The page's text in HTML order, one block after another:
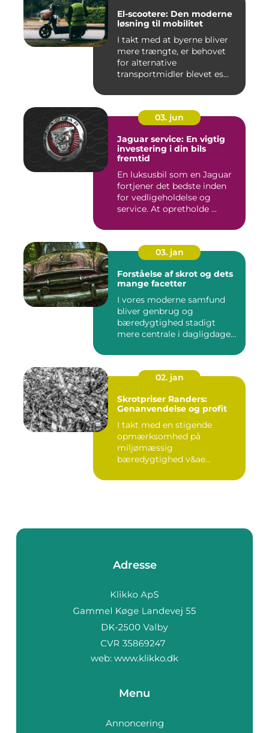
El-scootere: Den moderne
løsning til mobilitet
I takt med at byerne bliver
mere trængte, er behovet
for alternative
transportmidler blevet es...
03. jun
Jaguar service: En vigtig
investering i din bils
fremtid
En luksusbil som en Jaguar
fortjener det bedste inden
for vedligeholdelse og
service. At opretholde ...
03. jan
Forståelse af skrot og dets
mange facetter
I vores moderne samfund
bliver genbrug og
bæredygtighed stadigt
mere centrale i dagligdagen.
02. jan
Skrotpriser Randers:
Genanvendelse og profit
I takt med en stigende
opmærksomhed på
miljømæssig
bæredygtighed v&ae...
Adresse
web: www.klikko.dk
Menu
Annoncering